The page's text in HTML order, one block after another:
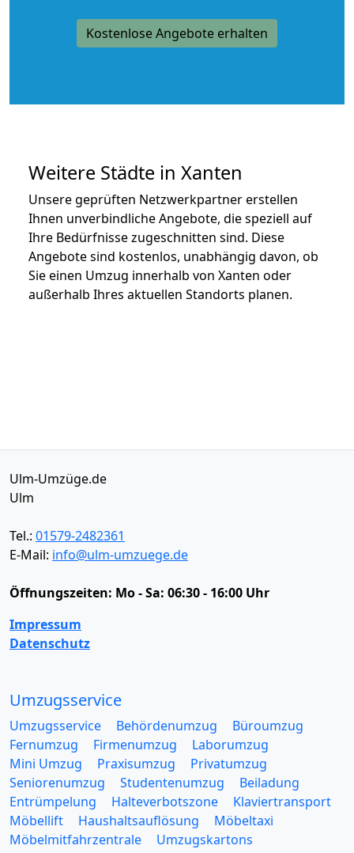
Kostenlose Angebote erhalten
Weitere Städte in Xanten
Unsere geprüften Netzwerkpartner erstellen
Ihnen unverbindliche Angebote, die speziell auf
Ihre Bedürfnisse zugeschnitten sind. Diese
Angebote sind kostenlos, unabhängig davon, ob
Sie einen Umzug innerhalb von Xanten oder
außerhalb Ihres aktuellen Standorts planen.
Ulm-Umzüge.de
Ulm
Tel.: 01579-2482361
E-Mail: info@ulm-umzuege.de
Öffnungszeiten: Mo - Sa: 06:30 - 16:00 Uhr
Impressum
Datenschutz
Umzugsservice
Umzugsservice Behördenumzug
Büroumzug
Fernumzug
Firmenumzug
Laborumzug
Mini Umzug
Praxisumzug
Privatumzug
Seniorenumzug
Studentenumzug
Beiladung
Entrümpelung
Halteverbotszone
Klaviertransport
Möbellift
Haushaltsauflösung
Möbeltaxi
Möbelmitfahrzentrale
Umzugskartons